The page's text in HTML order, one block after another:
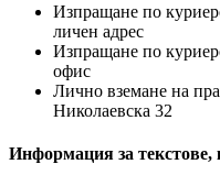
Изпращане по
личен адрес
Изпращане по
офис
Лично вземане на
Николаевска 32
Информация за текстове,